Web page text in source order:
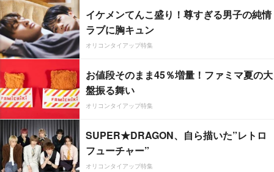
イケメンてんこ盛り！尊すぎる男子の純情
ラブに胸キュン
オリコンタイアップ特集
お値段そのまま45％増量！ファミマ夏の大
盤振る舞い
オリコンタイアップ特集
SUPER★DRAGON、自ら描いた”レトロ
フューチャー”
オリコンタイアップ特集